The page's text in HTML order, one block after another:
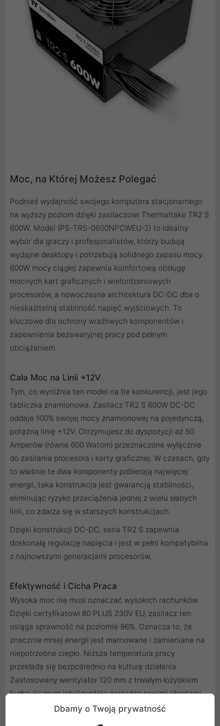
Moc, na Której Możesz Polegać
Podnieś wydajność swojego komputera stacjonarnego
na wyższy poziom dzięki zasilaczowi Thermaltake TR2 S
600W. Model (PS-TRS-0600NPCWEU-2) to idealny
wybór dla graczy i profesjonalistów, którzy budują
wydajne desktopy i potrzebują solidnego zapasu mocy.
600W mocy ciągłej zapewnia komfortową obsługę
mocnych kart graficznych i wielordzeniowych
procesorów, a nowoczesna architektura DC-DC dba o
nieskazitelną stabilność napięć wyjściowych. To
kluczowe dla ochrony wrażliwych komponentów i
zapewnienia bezawaryjnej pracy pod pełnym
obciążeniem.
Cała Moc na Linii +12V
Tym, co wyróżnia ten model na tle konkurencji, jest jego
tabliczka znamionowa. Zasilacz TR2 S 600W DC-DC
oddaje 100% swojej mocy znamionowej na pojedynczą,
potężną linię +12V. Otrzymujesz do dyspozycji aż 50
Amperów (równe 600 Watom) przeznaczone wyłącznie
do zasilania procesora i karty graficznej. W czasach, gdy
to właśnie te dwa komponenty pobierają najwięcej
energii, taka konstrukcja jest gwarancją stabilności,
eliminując ryzyko przeciążenia jednej z wielu słabych
linii, co zdarza się w starszych konstrukcjach.
Dzięki konstrukcji DC-DC, seria TR2 S zapewnia
doskonałą regulację napięcia i jest w pełni kompatybilna
z najnowszymi generacjami procesorów.
Efektywność i Cicha Praca
Wysoka moc nie musi oznaczać wysokich rachunków.
Dzięki certyfikatowi 80 PLUS 230V EU, zasilacz ten
osiąga sprawność na poziomie 86%. Oznacza to, że
znacznie mniej energii jest marnowane i zamieniane na
niepotrzebne ciepło. Niższa temperatura pracy
przekłada się bezpośrednio na kulturę działania.
Zastosowany wentylator 120 mm z trwałym łożyskiem
hydraulicznym inteligentnie zarządza swoimi obrotami,
pozostając niemal bezgłośnym podczas niskiego
Dbamy o Twoją prywatność